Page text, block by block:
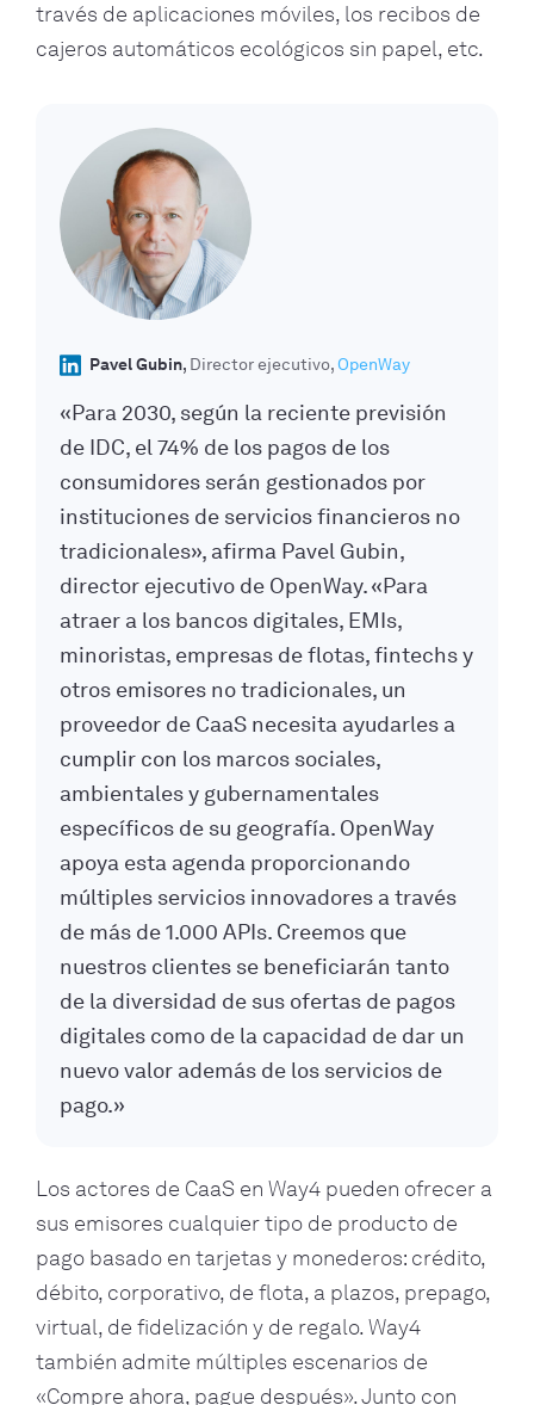
través de aplicaciones móviles, los recibos de
cajeros automáticos ecológicos sin papel, etc.
Pavel Gubin Director ejecutivo OpenWay
«Para 2030, según la reciente previsión
de IDC, el 74% de los pagos de los
consumidores serán gestionados por
instituciones de servicios financieros no
tradicionales», afirma Pavel Gubin,
director ejecutivo de OpenWay. «Para
atraer a los bancos digitales, EMIs,
minoristas, empresas de flotas, fintechs y
otros emisores no tradicionales, un
proveedor de CaaS necesita ayudarles a
cumplir con los marcos sociales,
ambientales y gubernamentales
específicos de su geografía. OpenWay
apoya esta agenda proporcionando
múltiples servicios innovadores a través
de más de 1.000 APIs. Creemos que
nuestros clientes se beneficiarán tanto
de la diversidad de sus ofertas de pagos
digitales como de la capacidad de dar un
nuevo valor además de los servicios de
pago.»
Los actores de CaaS en Way4 pueden ofrecer a
sus emisores cualquier tipo de producto de
pago basado en tarjetas y monederos: crédito,
débito, corporativo, de flota, a plazos, prepago,
virtual, de fidelización y de regalo. Way4
también admite múltiples escenarios de
«Compre ahora, pague después». Junto con